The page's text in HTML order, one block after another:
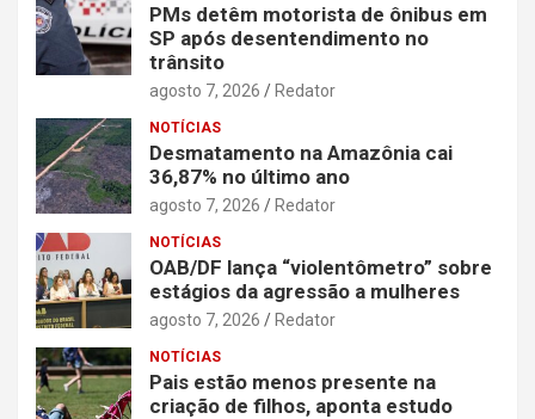
PMs detêm motorista de ônibus em
SP após desentendimento no
trânsito
agosto 7, 2026 Redator
NOTÍCIAS
Desmatamento na Amazônia cai
36,87% no último ano
agosto 7, 2026 Redator
NOTÍCIAS
OAB/DF lança “violentômetro” sobre
estágios da agressão a mulheres
agosto 7, 2026 Redator
NOTÍCIAS
Pais estão menos presente na
criação de filhos, aponta estudo